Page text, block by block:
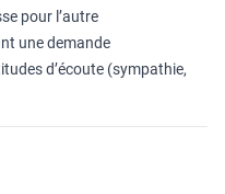
pour l’autre
une demande
d’écoute (sympathie,